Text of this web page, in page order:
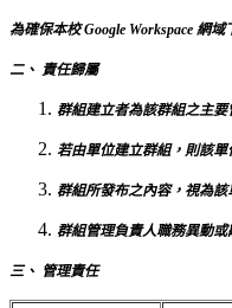
為確保本校 Google Workspace 網
二、 責任歸屬
群組建立者為該群組之主
若由單位建立群組，則該
群組所發布之內容，視為
群組管理負責人職務異動
三、 管理責任